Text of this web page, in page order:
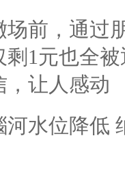
场前，通过
剩1元也全
，让人感动
河水位降低